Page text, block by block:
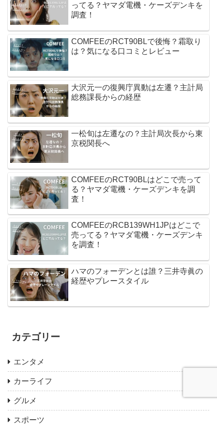
ってる？ヤマダ電機・ケーズデンキを
調査！
COMFEEのRCT90BLで後悔？霜取り
は？気になる口コミとレビュー
大沢元一の復興庁異動は左遷？主計局
総務課長からの経歴
一松旬は左遷なの？主計局次長から東
京税関長へ
COMFEEのRCT90BLはどこで売って
る？ヤマダ電機・ケーズデンキを調
査！
COMFEEのRCB139WH1JPはどこで
売ってる？ヤマダ電機・ケーズデンキ
を調査！
ハマのフォーデンとは誰？三井寺眞の
経歴やプレースタイル
カテゴリー
エンタメ
カーライフ
グルメ
スポーツ